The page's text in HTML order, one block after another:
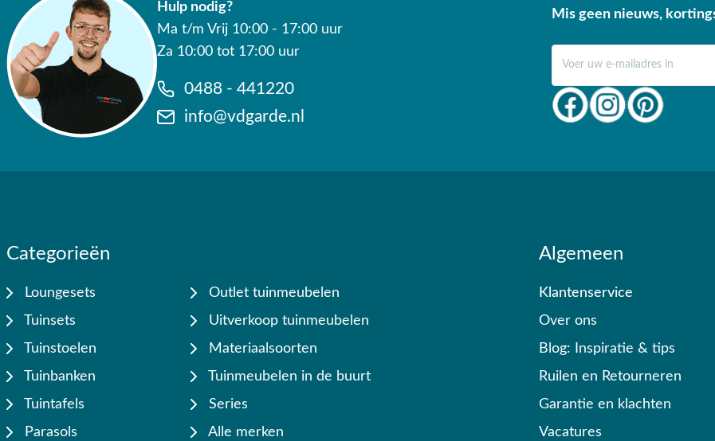
Hulp nodig?
Ma t/m Vrij 10:00 - 17:00 uur
Za 10:00 tot 17:00 uur
0488 - 441220
info@vdgarde.nl
Mis geen nieuws,
Categorieën
Loungesets
Tuinsets
Tuinstoelen
Tuinbanken
Tuintafels
Parasols
Outlet tuinmeubelen
Uitverkoop tuinmeubelen
Materiaalsoorten
Tuinmeubelen in de buurt
Series
Alle merken
Algemeen
Klantenservice
Over ons
Blog: Inspiratie & tips
Ruilen en Retourneren
Garantie en klachten
Vacatures